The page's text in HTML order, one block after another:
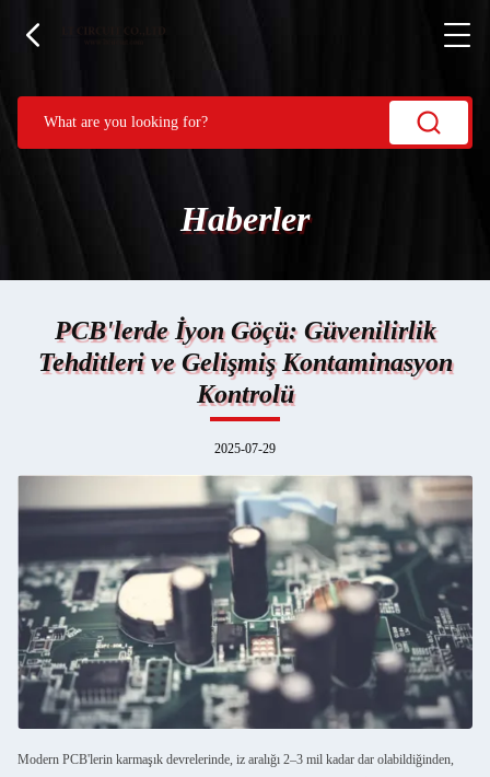
Haberler
PCB'lerde İyon Göçü: Güvenilirlik
Tehditleri ve Gelişmiş Kontaminasyon
Kontrolü
2025-07-29
Modern PCB'lerin karmaşık devrelerinde, iz aralığı 2–3 mil kadar dar olabildiğinden,